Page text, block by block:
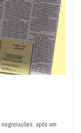
após um